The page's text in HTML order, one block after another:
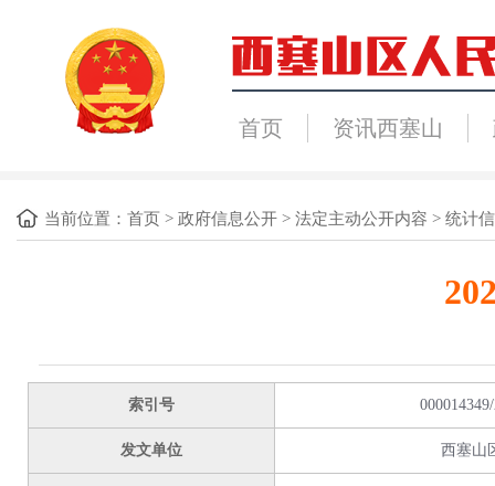
首页 资讯西塞山
当前位置： 首页 > 政府信息公开 > 法定主动公开内容 > 统计
索引号
发文单位 西塞山